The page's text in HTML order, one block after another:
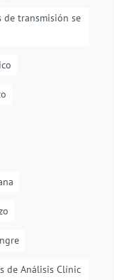
de transmisión se
de Análisis Clínic